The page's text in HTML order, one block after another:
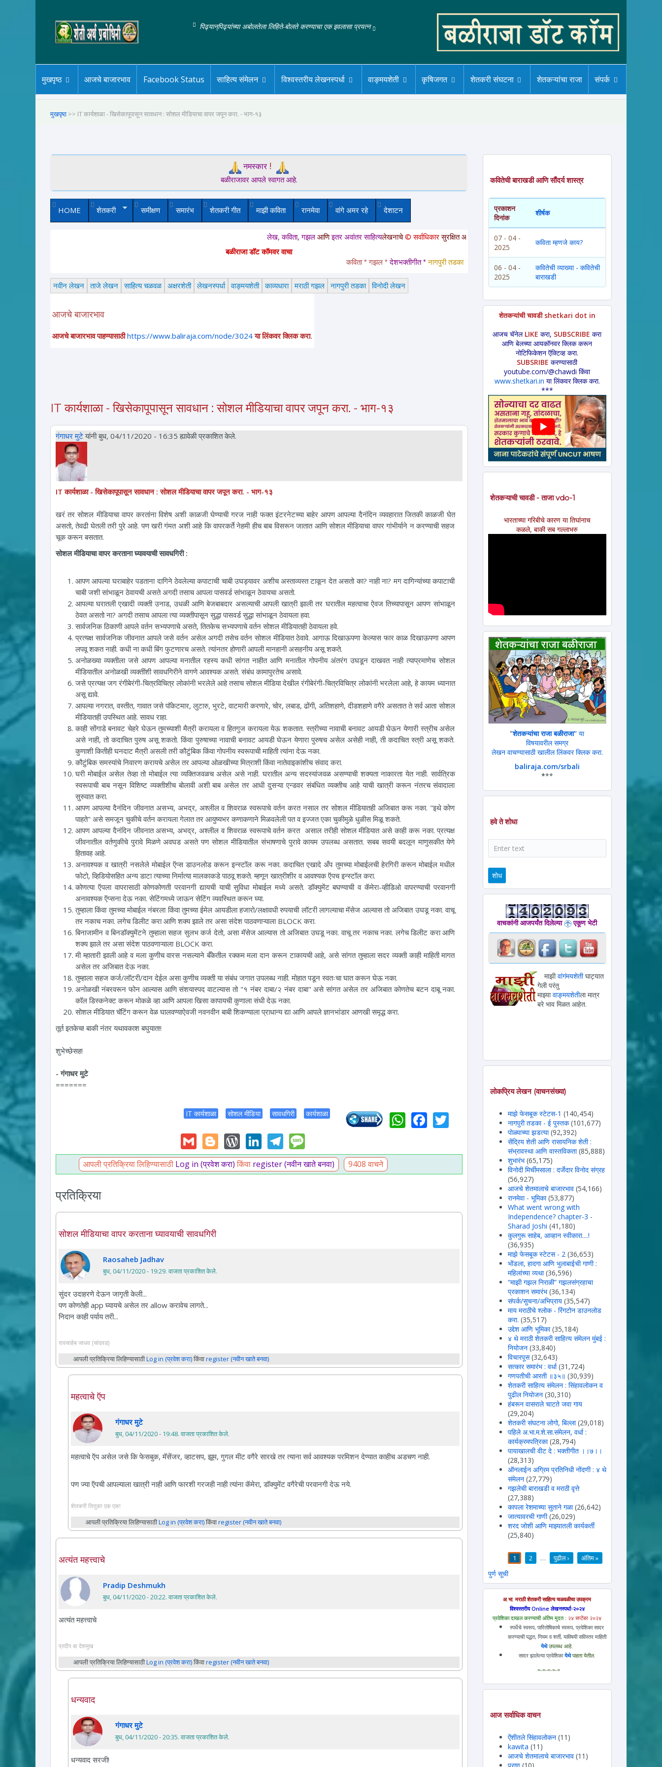
पिढ्यान्‌पिढ्यांच्या अबोलतेला लिहिते-बोलते करण्याचा एक इवलासा प्रयत्न
मुखपृष्ठ आजचे बाजारभाव Facebook Status साहित्य संमेलन विश्वस्तरीय लेखनस्पर्धा वाङ्मयशेती कृषिजगत शेतकरी संघटना शेतकऱ्यांचा राजा संपर्क
मुखपृष्ठ >> IT कार्यशाळा - खिसेकापूपासून सावधान : सोशल मीडियाचा वापर जपून करा. - भाग-१३
नमस्कार!
बळीराजावर आपले स्वागत आहे.
HOME शेतकरी समीक्षण समारंभ शेतकरी गीत माझी कविता रानमेवा वांगे अमर रहे देशाटन
लेख, कविता, गझलआणिइतर अवांतर साहित्यलेखनाचे© सर्वाधिकारसुरक्षित आहेत. या साईटवरचे साहित्य इतरांना पाठवायचे असल्यास कृपया साईटचा पत्ता इतरांना
बळीराजा डॉट कॉमवर वाचा
कविता * गझल * देशभक्तीगीत * नागपुरी तडका * लावणी * अंगाईगीत * शेतकरीगीत * ललीत लेख * कथा *
नवीन लेखन ताजे लेखन साहित्य चळवळ अक्षरशेती लेखनस्पर्धा वाङ्मयशेती काव्यधारा मराठी गझल नागपुरी तडका विनोदी लेखन
आजचे बाजारभाव
आजचे बाजारभाव पाहण्यासाठी https://www.baliraja.com/node/3024 या लिंकवर क्लिक करा.
IT कार्यशाळा - खिसेकापूपासून सावधान : सोशल मीडियाचा वापर जपून करा. - भाग-१३
गंगाधर मुटेयांनी बुध, 04/11/2020 - 16:35 ह्यावेळी प्रकाशित केले.
IT कार्यशाळा - खिसेकापूपासून सावधान :सोशल मीडियाचा वापर जपून करा. - भाग-१३
खरं तर सोशल मीडियाचा वापर करतांना विशेष अशी काळजी घेण्याची गरज नाही फक्त इंटरनेटच्या बाहेर आपण आपल्या दैनंदिन व्यवहारात जितकी काळजी घेत
असतो, तेवढी घेतली तरी पुरे आहे. पण खरी गंमत अशी आहे कि वापरकर्ते नेहमी हीच बाब विसरून जातात आणि सोशल मीडियाचा वापर गांभीर्याने न करण्याची सहज
चूक करून बसतात.
सोशल मीडियाचा वापर करताना घ्यावयाची सावधगिरी :
आपण आपल्या घराबाहेर पडताना दागिने ठेवलेल्या कपाटाची चाबी उघड्यावर अशीच अस्ताव्यस्त टाकून देत असतो का? नाही ना? मग दागिन्यांच्या कपाटाची
चाबी जशी सांभाळून ठेवायची असते अगदी तसाच आपला पासवर्ड सांभाळून ठेवायचा असतो.
आपल्या घरातली एखादी व्यक्ती उनाड, उधळी आणि बेजबाबदार असल्याची आपली खात्री झाली तर घरातील महत्वाचा ऐवज तिच्यापासून आपण सांभाळून
ठेवत असतो ना? अगदी तसाच आपला त्या व्यक्तीपासून सुद्धा पासवर्ड सुद्धा सांभाळून ठेवायला हवा.
सार्वजनिक ठिकाणी आपले वर्तन सभ्यपणाचे असते, तितकेच सभ्यपणाचे वर्तन सोशल मीडियातही ठेवायला हवे.
प्रत्यक्ष सार्वजनिक जीवनात आपले जसे वर्तन असेल अगदी तसेच वर्तन सोशल मीडियात ठेवावे. आगाऊ दिखाऊपणा केल्यास फार काळ दिखाऊपणा आपण
लपवू शकत नाही. कधी ना कधी बिंग फुटणारच असते. त्यांनतर होणारी आपली मानहानी असहनीय असू शकते.
अनोळख्या व्यक्तीला जसे आपण आपल्या मनातील रहस्य कधी सांगत नाहीत आणि मनातील गोपनीय अंतरंग उघडून दाखवत नाही त्याप्रमाणेच सोशल
मीडियातील अनोळखी व्यक्तींशी सावधगिरीने वागणे आवश्यक असते. संबंध कामापुरतेच असावे.
जसे प्रत्यक्ष जग रंगीबेरंगी-चित्रविचित्र लोकांनी भरलेले आहे तसाच सोशल मीडिया देखील रंगीबेरंगी-चित्रविचित्र लोकांनी भरलेला आहे, हे कायम ध्यानात
असू द्यावे.
आपल्या नगरात, वस्तीत, गावात जसे पॉकेटमार, लुटारु, भुरटे, वाटमारी करणारे, चोर, लबाड, ढोंगी, अतिशहाणे, दीडशहाणे वगैरे असतात ते सर्व आता सोशल
मीडियातही उपस्थित आहे. सावध राहा.
काही सोंगाडे बनावट चेहरे घेऊन तुमच्याशी मैत्री करायला व हितगुज करायला येऊ शकतात. स्त्रीच्या नावाची बनावट आयडी घेऊन येणारी स्त्रीच असेल
असे नाही, तो कदाचित पुरुष असू शकतो. किंवा पुरुषाच्या नावाची बनावट आयडी घेऊन येणारा पुरुषच असेल असेही नाही, ती कदाचित स्त्री असू शकते.
कुणाशी कितीही घनदाट मैत्री असली तरी कौटुंबिक किंवा गोपनीय स्वरूपाची माहिती त्यांना देऊ नका.
कौटुंबिक समस्यांचे निवारण करायचे असेल तर आपल्या ओळखीच्या मित्राशी किंवा नातेवाइकांशीच संवाद करा.
घरी मोबाईल असेल तेव्हा तो मोबाईल त्या व्यक्तिजवळच असेल असे नाही. घरातील अन्य सदस्यांजवळ असण्याची शक्यता नाकारता येत नाही. सार्वत्रिक
स्वरूपाची बाब नसून विशिष्ट व्यक्तीशीच बोलावी अशी बाब असेल तर आधी दुसऱ्या एन्डवर संबंधित व्यक्तीच आहे याची खात्री करून नंतरच संवादाला
सुरुवात करा.
आपण आपल्या दैनंदिन जीवनात असभ्य, अभद्र, अश्लील व शिवराळ स्वरूपाचे वर्तन करत नसाल तर सोशल मीडियातही अजिबात करू नका. "इथे कोण
पाहते" असे समजून चुकीचे वर्तन करायला गेलात तर आयुष्यभर कणाकणाने मिळवलेली पत व इज्जत एका चुकीमुळे धुळीस मिळू शकते.
आपण आपल्या दैनंदिन जीवनात असभ्य, अभद्र, अश्लील व शिवराळ स्वरूपाचे वर्तन करत असाल तरीही सोशल मीडियात असे काही करू नका. प्रत्यक्ष
जीवनातील वर्तणुकीचे पुरावे मिळणे अवघड असते पण सोशल मीडियातील संभाषणाचे पुरावे कायम उपलब्ध असतात. सबब सवयी बदलून माणुसकीत येणे
हितावह आहे.
अनावश्यक व खात्री नसलेले मोबाईल ऍप्स डाउनलोड करून इन्स्टॉल करू नका. कदाचित एखादे अँप तुमच्या मोबाईलची हेरगिरी करून मोबाईल मधील
फोटो, व्हिडियोसहित अन्य डाटा त्याच्या निर्मात्या मालकाकडे पाठवू शकते. म्हणून खात्रीशीर व आवश्यक ऍपच इन्स्टॉल करा.
कोणत्या ऍपला वापरासाठी कोणकोणती परवानगी द्यायची याची सुविधा मोबाईल मध्ये असते. डॉक्युमेंट बघण्याची व कॅमेरा-व्हीडिओ वापरण्याची परवानगी
अनावश्यक ऍप्सना देऊ नका. सेटिंगमध्ये जाऊन सेटिंग व्यवस्थित करून घ्या.
तुम्हाला किंवा तुमच्या मोबाईल नंबरला किंवा तुमच्या ईमेल आयडीला हजारो/लक्षावधी रुपयाची लॉटरी लागल्याचा मॅसेज आल्यास तो अजिबात उघडू नका. वाचू
तर नकाच नका. लगेच डिलीट करा आणि शक्य झाले तर असा संदेश पाठवणाऱ्याला BLOCK करा.
बिनाजामीन व बिनडॉक्युमेंटने तुम्हाला सहज सुलभ कर्ज देतो, असा मॅसेज आल्यास तो अजिबात उघडू नका. वाचू तर नकाच नका. लगेच डिलीट करा आणि
शक्य झाले तर असा संदेश पाठवणाऱ्याला BLOCK करा.
मी म्हातारी झाली आहे व मला कुणीच वारस नसल्याने बँकेतील रक्कम मला दान करून टाकायची आहे, असे सांगत तुम्हाला सदर व्यक्ती काही माहिती मागत
असेल तर अजिबात देऊ नका.
तुम्हाला सहज कर्ज/लॉटरी/दान देईल असा कुणीच व्यक्ती या संबंध जगात उपलब्ध नाही. मोहात पडून स्वतःचा घात करून घेऊ नका.
अनोळखी नंबरवरून फोन आल्यास आणि संशयास्पद वाटल्यास तो "१ नंबर दाबा/२ नंबर दाबा" असे सांगत असेल तर अजिबात कोणतेच बटन दाबू नका.
कॉल डिस्कनेक्ट करून मोकळे व्हा आणि आपला खिसा कापायची कुणाला संधी देऊ नका.
सोशल मीडियात चॅटिंग करून वेळ घालवण्याऐवजी नवनवीन बाबी शिकण्याला प्राधान्य द्या आणि आपले ज्ञानभांडार आणखी समृद्ध करा.
तूर्त इतकेच! बाकी नंतर यथावकाश बघुयात!!
शुभेच्छेसह!
- गंगाधर मुटे
=======
IT कार्यशाळा सोशल मीडिया सावधगिरी कार्यशाळा WhatsApp
Facebook
Twitter
GmailBlogger
WordPress
LinkedIn
Telegram
आपली प्रतिक्रिया लिहिण्यासाठी Log in (प्रवेश करा)किंवा register (नवीन खाते बनवा) 9408 वाचने
प्रतिक्रिया
सोशल मीडियाचा वापर करताना घ्यावयाची सावधगिरी
Raosaheb Jadhav
बुध, 04/11/2020 - 19:29. वाजता प्रकाशित केले.
सुंदर उदाहरणे देऊन जागृती केली...
पण कोणतेही app घ्यायचे असेल तर allow करावेच लागते...
निदान काही पर्याय तरी...
रावसाहेब जाधव (चांदवड)
आपली प्रतिक्रिया लिहिण्यासाठीLog in (प्रवेश करा)किंवाregister (नवीन खाते बनवा)
महत्वाचे ऍप
गंगाधर मुटे
बुध, 04/11/2020 - 19:48. वाजता प्रकाशित केले.
महत्वाचे ऍप असेल जसे कि फेसबुक, मॅसेंजर, व्हाटसप, झूम, गुगल मीट वगैरे सारखे तर त्याना सर्व आवश्यक परमिशन देण्यात काहीच अडचण नाही.
पण ज्या ऍपची आपल्याला खात्री नाही आणि फारशी गरजही नाही त्यांना कॅमेरा, डॉक्युमेंट वगैरेची परवानगी देऊ नये.
शेतकरी तितुका एक एक!
आपली प्रतिक्रिया लिहिण्यासाठीLog in (प्रवेश करा)किंवाregister (नवीन खाते बनवा)
अत्यंत महत्त्वाचे
Pradip Deshmukh
बुध, 04/11/2020 - 20:22. वाजता प्रकाशित केले.
अत्यंत महत्त्वाचे
प्रदीप बा देशमुख
आपली प्रतिक्रिया लिहिण्यासाठीLog in (प्रवेश करा)किंवाregister (नवीन खाते बनवा)
धन्यवाद
गंगाधर मुटे
बुध, 04/11/2020 - 20:35. वाजता प्रकाशित केले.
धन्यवाद सरजी!
कवितेची बाराखडी आणि सौंदर्य शास्त्र
प्रकाशन
दिनांक
शीर्षक
07 - 04 -
2025
कविता म्हणजे काय?
06 - 04 -
2025
कवितेची व्याख्या - कवितेची
बाराखडी
शेतकऱ्यांची चावडी shetkari dot in
आजच चॅनेल LIKE करा, SUBSCRIBE करा
आणि बेलच्या आयकॉनवर क्लिक करून
नोटिफिकेशन ऍक्टिव्ह करा.
SUBSRIBE करण्यासाठी
youtube.com/@chawdi किंवा
www.shetkari.in या लिंकवर क्लिक करा.
***
शेतकऱ्याची चावडी - ताजा vdo-1
भारताच्या गरिबीचे कारण या तिघांनाच
कळले, बाकी सब गल्लाभरु
"शेतकऱ्यांचा राजा बळीराजा" या
विषयावरील समग्र
लेखन वाचण्यासाठी खालील लिंकवर क्लिक करा.
baliraja.com/srbali
***
हवे ते शोधा
शोध
वाचकांनी आजपर्यंत दिलेल्या एकूण भेटी
माझीवांगंमयशेतीघाट्यात
गेली परंतु
माझ्यावाङ्मयशेतीला मात्र
बरे भाव मिळत आहेत.
लोकप्रिय लेखन (वाचनसंख्या)
माझे फेसबूक स्टेटस-1 (140,454)
नागपुरी तडका - ई पुस्तक (101,677)
पोळ्याच्या झडत्या (92,392)
सेंद्रिय शेती आणि रासायनिक शेती :
संभ्रावस्था आणि वास्तविकता (85,888)
शुभारंभ (65,175)
विनोदी मिर्चीमसाला : दर्जेदार विनोद संग्रह
(56,927)
आजचे शेतमालाचे बाजारभाव (54,166)
रानमेवा - भूमिका (53,877)
What went wrong with
Independence? chapter-3 -
Sharad Joshi (41,180)
कुलगुरू साहेब, आव्हान स्वीकारा....!
(36,935)
माझे फेसबूक स्टेटस - 2 (36,653)
भोंडला, हादगा आणि भुलाबाईची गाणी :
महिलांच्या व्यथा (36,596)
“माझी गझल निराळी” गझलसंग्रहाचा
प्रकाशन समारंभ (36,134)
संपर्क/सुचना/अभिप्राय (35,547)
माय मराठीचे श्लोक - रिंगटोन डाउनलोड
करा. (35,517)
उद्देश आणि भूमिका (35,184)
४ थे मराठी शेतकरी साहित्य संमेलन मुंबई :
नियोजन (33,840)
विचारपूस (32,643)
सत्कार समारंभ : वर्धा (31,724)
गणपतीची आरती ॥३५॥ (30,939)
शेतकरी साहित्य संमेलन : सिंहावलोकन व
पुढील नियोजन (30,310)
हंबरून वासराले चाटते जवा गाय
(29,204)
शेतकरी संघटना लोगो, बिल्ला (29,018)
पहिले अ.भा.म.शे.सा.संमेलन, वर्धा :
कार्यक्रमपत्रिका (28,794)
पायाखालची वीट दे : भक्तीगीत ।।७।।
(28,313)
ऑनलाईन अग्रिम प्रतिनिधी नोंदणी : ४ थे
संमेलन (27,779)
गझलेची बाराखडी व मराठी वृत्ते
(27,388)
कापला रेशमाच्या सुताने गळा (26,642)
जात्यावरची गाणी (26,029)
शरद जोशी आणि माझ्यातली कार्यकर्ती
(25,840)
1 2 … पुढील › अंतिम »
पुर्ण सूची
अ.भा. मराठी शेतकरी साहित्य चळवळीचा उपक्रम
विश्वस्तरीय Online लेखनस्पर्धा-२०२४
प्रवेशिका दाखल करण्याची अंतिम मुदत : २४ सप्टेंबर २०२४
स्पर्धेचे स्वरूप, पारितोषिकाचे स्वरूप, प्रवेशिका सादर
करण्याची पद्धत, नियम व शर्ती, याविषयी सविस्तर माहिती
येथेउपलब्ध आहे.
सादर झालेल्या प्रवेशिकायेथेपाहता येतील.
=-=-=-=-=
आज सर्वाधिक वाचन
ऐंशीतले सिंहावलोकन (11)
kawita (11)
आजचे शेतमालाचे बाजारभाव (11)